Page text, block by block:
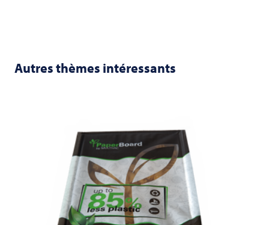
Autres thèmes intéressants